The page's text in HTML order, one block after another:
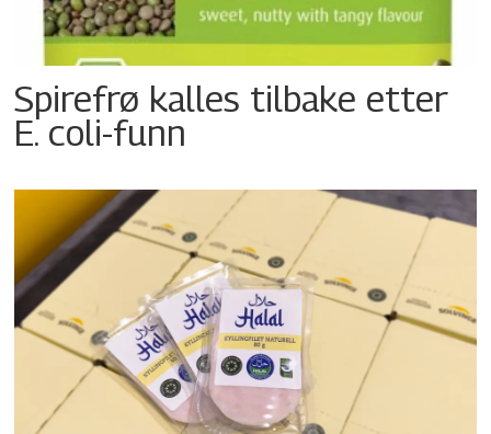
Spirefrø kalles tilbake etter
E. coli-funn